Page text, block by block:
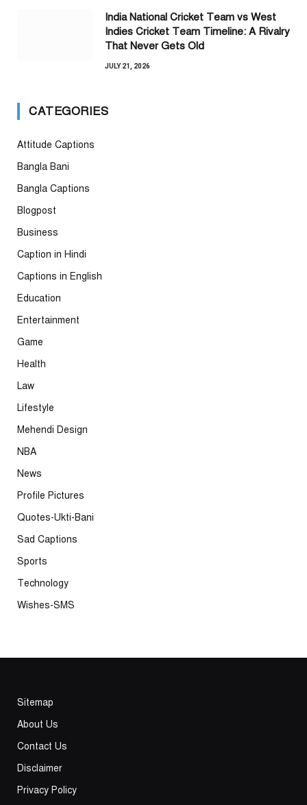
India National Cricket Team vs West
Indies Cricket Team Timeline: A Rivalry
That Never Gets Old
JULY 21, 2026
CATEGORIES
Attitude Captions
Bangla Bani
Bangla Captions
Blogpost
Business
Caption in Hindi
Captions in English
Education
Entertainment
Game
Health
Law
Lifestyle
Mehendi Design
NBA
News
Profile Pictures
Quotes-Ukti-Bani
Sad Captions
Sports
Technology
Wishes-SMS
Sitemap
About Us
Contact Us
Disclaimer
Privacy Policy